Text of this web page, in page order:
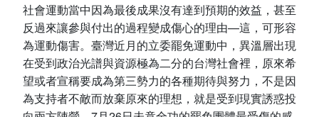
社會運動當中因為最後成果沒有達到預期的效益，甚至
反過來讓參與付出的過程變成傷心的理由—這，可形容
為運動傷害。臺灣近月的立委罷免運動中，異溫層出現
在受到政治光譜與資源極為二分的台灣社會裡，原來希
望或者宣稱要成為第三勢力的各種期待與努力，不是因
為支持者不敵而放棄原來的理想，就是受到現實誘惑投